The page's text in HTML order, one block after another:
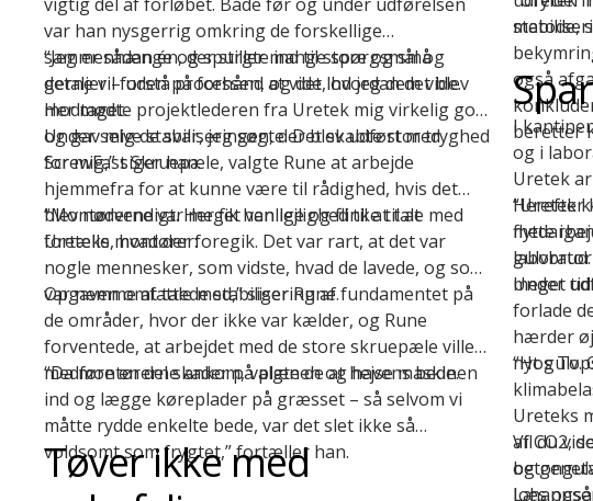
var han nysgerrig omkring de forskellige
sammenhænge og spurgte ind til store og små
detaljer – uden på forhånd at vide, hvordan det blev
modtaget.
“Jeg er sådan én, der stiller mange spørgsmål og
gerne vil forstå processen, og det lod jeg dem vide.
Her mødte projektlederen fra Uretek mig virkelig godt
og gav mig de svar, jeg søgte. Det skabte stor tryghed
for mig,” siger han.
Under selve stabiliseringen, der blev udført med
ScrewFast Skruepæle, valgte Rune at arbejde
hjemmefra for at kunne være til rådighed, hvis det
blev nødvendigt. Her fik han lejlighed til at tale med
Ureteks montører:
“Montørerne var meget venlige og flinke til at
fortælle, hvad der foregik. Det var rart, at det var
nogle mennesker, som vidste, hvad de lavede, og som
var nemme at tale med,” siger Rune.
Opgaven omfattedestabilisering af fundamentet på
de områder, hvor der ikke var kælder, og Rune
forventede, at arbejdet med de store skruepæle ville
medføre en del skader på plænen og havens bede.
“Da montørerne ankom, valgte de at hejse maskinen
ind og lægge køreplader på græsset – så selvom vi
måtte rydde enkelte bede, var det slet ikke så
voldsomt som frygtet,” fortæller han.
Tøver ikke med
metode,
også
beretter
I
og i
Uretek
Herefter
gulvbrud.
“Uretek
flytte
meget
Under
forlade
hærder
nyt gulv.
“Hos
Ureteks
af CO2,
og
Vil du
Læs